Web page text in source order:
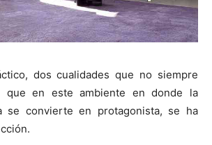
dos cualidades que no siempre
que en este ambiente en donde la
se convierte en protagonista, se ha